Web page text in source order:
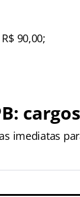
90,00;
imediatas